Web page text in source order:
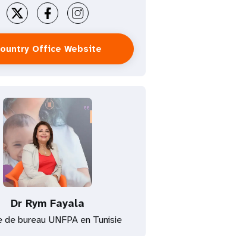
Office Website
Dr Rym Fayala
de bureau UNFPA en Tunisie